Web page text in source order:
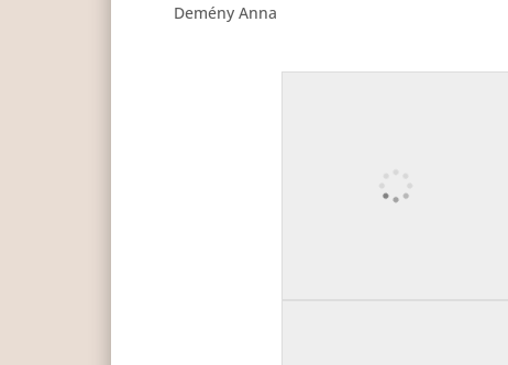
Demény Anna